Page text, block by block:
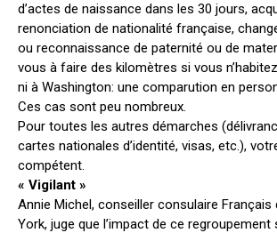
d’actes de naissance dans les 30 jours,
renonciation de nationalité française,
ou reconnaissance de paternité ou de
vous à faire des kilomètres si vous
ni à Washington: une comparution en
Ces cas sont peu nombreux.
Pour toutes les autres démarches
cartes nationales d’identité, visas, etc.),
compétent.
« Vigilant »
Annie Michel, conseiller consulaire Français
York, juge que l’impact de ce